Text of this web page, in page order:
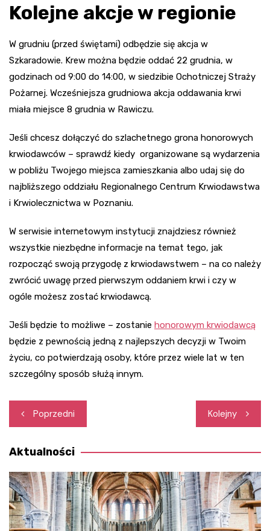
Kolejne akcje w regionie
W grudniu (przed świętami) odbędzie się akcja w
Szkaradowie. Krew można będzie oddać 22 grudnia, w
godzinach od 9:00 do 14:00, w siedzibie Ochotniczej Straży
Pożarnej. Wcześniejsza grudniowa akcja oddawania krwi
miała miejsce 8 grudnia w Rawiczu.
Jeśli chcesz dołączyć do szlachetnego grona honorowych
krwiodawców – sprawdź kiedy organizowane są wydarzenia
w pobliżu Twojego miejsca zamieszkania albo udaj się do
najbliższego oddziału Regionalnego Centrum Krwiodawstwa
i Krwiolecznictwa w Poznaniu.
W serwisie internetowym instytucji znajdziesz również
wszystkie niezbędne informacje na temat tego, jak
rozpocząć swoją przygodę z krwiodawstwem – na co należy
zwrócić uwagę przed pierwszym oddaniem krwi i czy w
ogóle możesz zostać krwiodawcą.
Jeśli będzie to możliwe – zostanie honorowym krwiodawcą
będzie z pewnością jedną z najlepszych decyzji w Twoim
życiu, co potwierdzają osoby, które przez wiele lat w ten
szczególny sposób służą innym.
Nawigacja
wpisu
Poprzedni Kolejny
Aktualności